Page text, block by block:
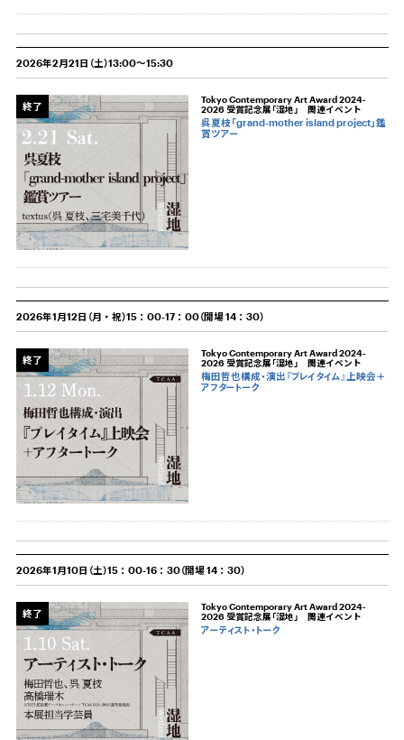
2026年2月21日（土）13:00～15:30
終了
Tokyo Contemporary Art Award 2024-
2026 受賞記念展「湿地」 関連イベント
呉夏枝「grand-mother island project」鑑
賞ツアー
2026年1月12日（月・祝）15：00-17：00（開場 14：30）
終了
Tokyo Contemporary Art Award 2024-
2026 受賞記念展「湿地」 関連イベント
梅田哲也構成・演出『プレイタイム』上映会＋
アフタートーク
2026年1月10日（土）15：00-16：30（開場 14：30）
終了
Tokyo Contemporary Art Award 2024-
2026 受賞記念展「湿地」 関連イベント
アーティスト・トーク